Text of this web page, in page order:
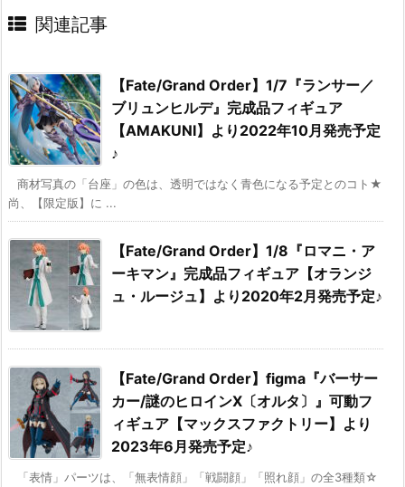
関連記事
【Fate/Grand Order】1/7『ランサー／
ブリュンヒルデ』完成品フィギュア
【AMAKUNI】より2022年10月発売予定
♪
商材写真の「台座」の色は、透明ではなく青色になる予定とのコト★
尚、【限定版】に ...
【Fate/Grand Order】1/8『ロマニ・ア
ーキマン』完成品フィギュア【オランジ
ュ・ルージュ】より2020年2月発売予定♪
【Fate/Grand Order】figma『バーサー
カー/謎のヒロインX〔オルタ〕』可動フ
ィギュア【マックスファクトリー】より
2023年6月発売予定♪
「表情」パーツは、「無表情顔」「戦闘顔」「照れ顔」の全3種類☆